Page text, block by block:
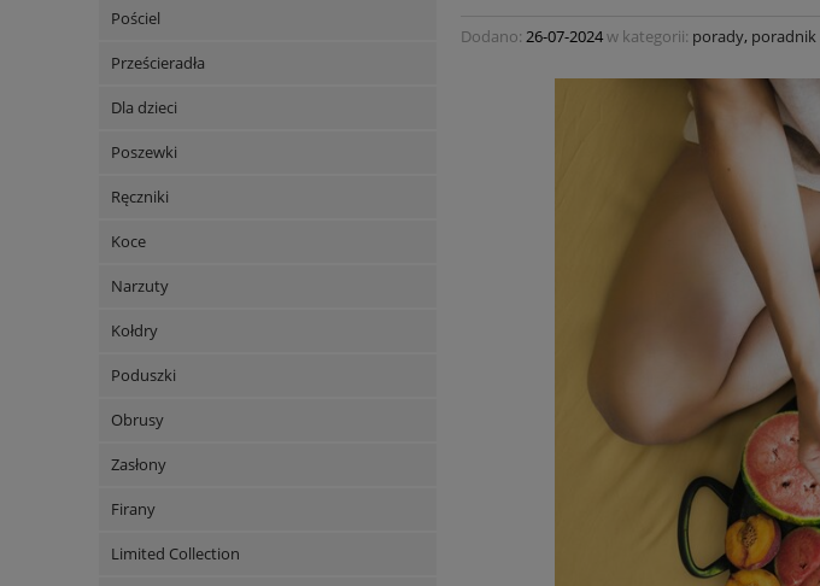
Pościel
Prześcieradła
Dla dzieci
Poszewki
Ręczniki
Koce
Narzuty
Kołdry
Poduszki
Obrusy
Zasłony
Firany
Limited Collection
Dodano: 26-07-2024w kategorii: porady, poradnik